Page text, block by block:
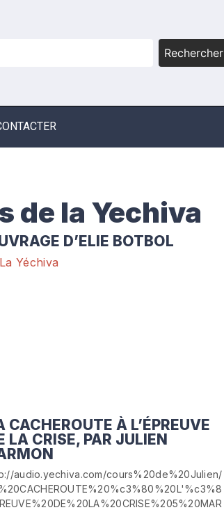
Rechercher
de la Yechiva
D’ELIE BOTBOL
La Yéchiva
CACHEROUTE À L’ÉPREUVE
LA CRISE, PAR JULIEN
audio.yechiva.com/cours%20de%20Julien/